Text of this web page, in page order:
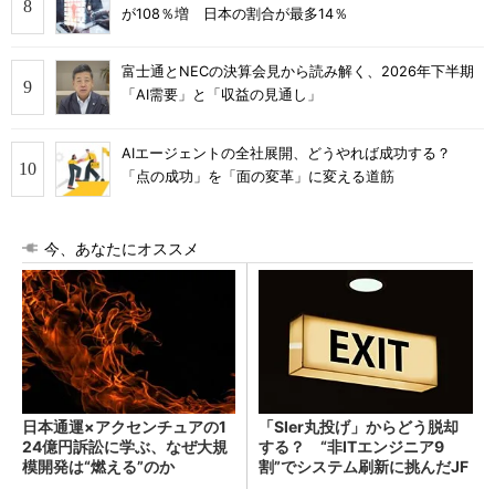
が108％増 日本の割合が最多14％
富士通とNECの決算会見から読み解く、2026年下半期
「AI需要」と「収益の見通し」
AIエージェントの全社展開、どうやれば成功する？
「点の成功」を「面の変革」に変える道筋
今、あなたにオススメ
日本通運×アクセンチュアの1
24億円訴訟に学ぶ、なぜ大規
模開発は“燃える”のか
「SIer丸投げ」からどう脱却
する？ “非ITエンジニア9
割”でシステム刷新に挑んだJF